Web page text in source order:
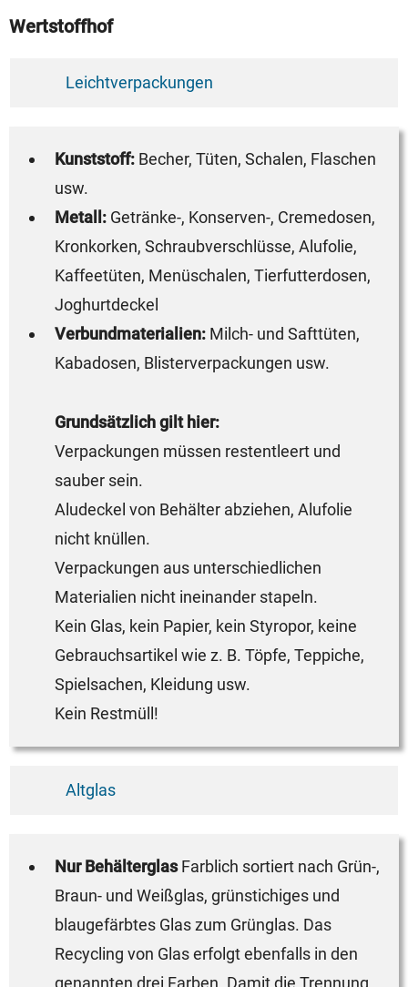
Wertstoffhof
Leichtverpackungen
Kunststoff: Becher, Tüten, Schalen, Flaschen
usw.
Metall: Getränke-, Konserven-, Cremedosen,
Kronkorken, Schraubverschlüsse, Alufolie,
Kaffeetüten, Menüschalen, Tierfutterdosen,
Joghurtdeckel
Verbundmaterialien: Milch- und Safttüten,
Kabadosen, Blisterverpackungen usw.
Grundsätzlich gilt hier:
Verpackungen müssen restentleert und
sauber sein.
Aludeckel von Behälter abziehen, Alufolie
nicht knüllen.
Verpackungen aus unterschiedlichen
Materialien nicht ineinander stapeln.
Kein Glas, kein Papier, kein Styropor, keine
Gebrauchsartikel wie z. B. Töpfe, Teppiche,
Spielsachen, Kleidung usw.
Kein Restmüll!
Altglas
Nur BehälterglasFarblich sortiert nach Grün-,
Braun- und Weißglas, grünstichiges und
blaugefärbtes Glas zum Grünglas. Das
Recycling von Glas erfolgt ebenfalls in den
genannten drei Farben. Damit die Trennung